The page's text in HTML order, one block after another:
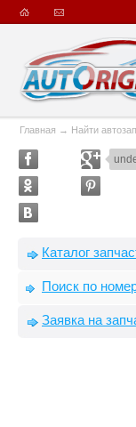
Главная → Найти
Каталог
Поиск по
Заявка на